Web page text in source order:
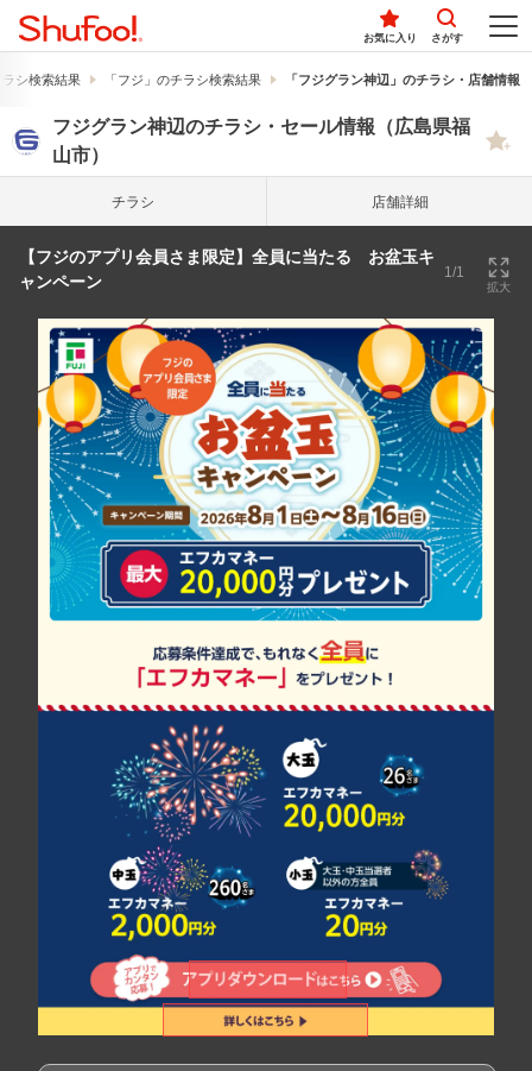
お気に入り さがす
シ検索結果 「フジ」のチラシ検索結果 「フジグラン神辺」のチラシ・店舗情報
フジグラン神辺のチラシ・セール情報（広島県福
山市）
チラシ 店舗詳細
【フジのアプリ会員さま限定】全員に当たる お盆玉キ
ャンペーン
1/1
拡大